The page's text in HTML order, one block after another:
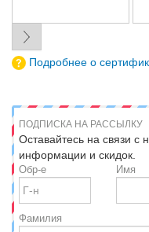
Подробнее о
ПОДПИСКА НА РАССЫЛКУ
Оставайтесь на связи с
информации и скидок.
Обр-е Имя
Фамилия